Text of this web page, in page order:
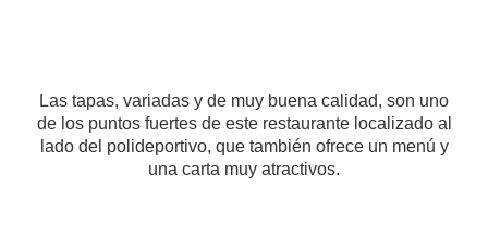
Las tapas, variadas y de muy buena calidad, son uno
de los puntos fuertes de este restaurante localizado al
lado del polideportivo, que también ofrece un menú y
una carta muy atractivos.